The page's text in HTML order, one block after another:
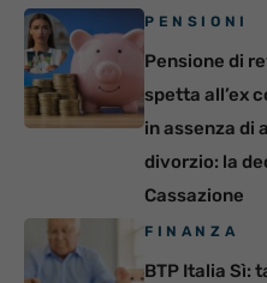
PENSIONI
Pensione di
spetta all’ex
in assenza di
divorzio: la
Cassazione
FINANZA
BTP Italia Sì: